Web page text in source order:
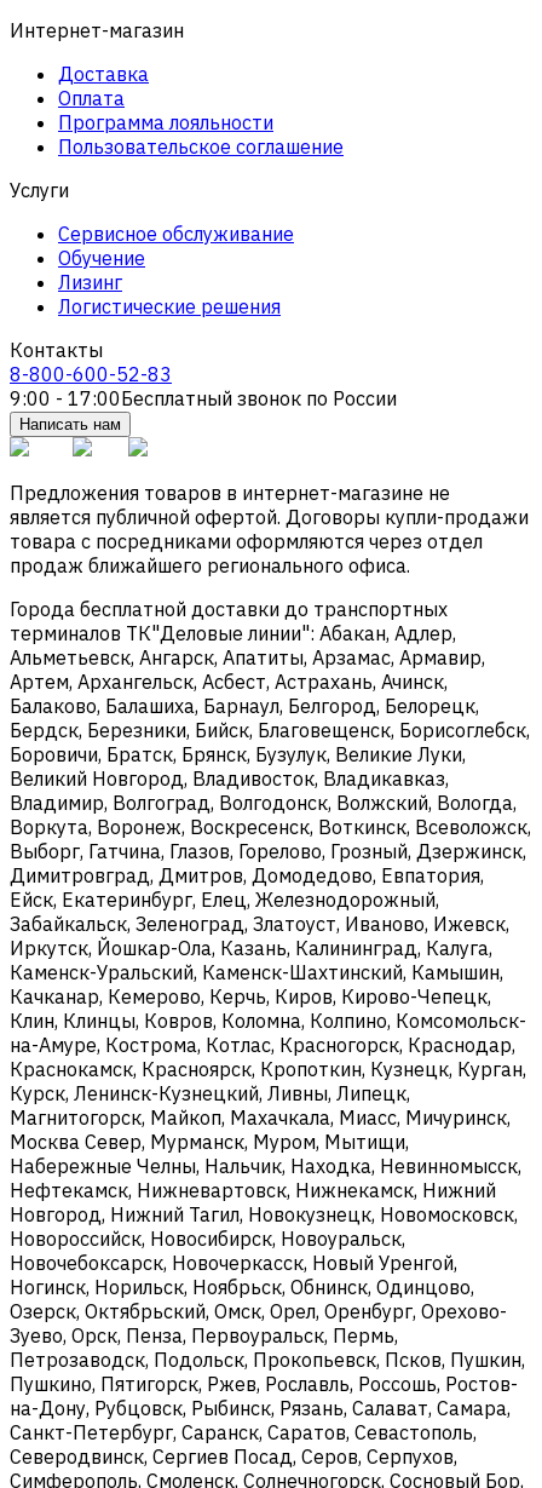
Интернет-магазин
Доставка
Оплата
Программа лояльности
Пользовательское соглашение
Услуги
Сервисное обслуживание
Обучение
Лизинг
Логистические решения
Контакты
8-800-600-52-83
9:00 - 17:00Бесплатный звонок по России
Написать нам
Предложения товаров в интернет-магазине не
является публичной офертой. Договоры купли-продажи
товара с посредниками оформляются через отдел
продаж ближайшего регионального офиса.
Города бесплатной доставки до транспортных
терминалов ТК"Деловые линии": Абакан, Адлер,
Альметьевск, Ангарск, Апатиты, Арзамас, Армавир,
Артем, Архангельск, Асбест, Астрахань, Ачинск,
Балаково, Балашиха, Барнаул, Белгород, Белорецк,
Бердск, Березники, Бийск, Благовещенск, Борисоглебск,
Боровичи, Братск, Брянск, Бузулук, Великие Луки,
Великий Новгород, Владивосток, Владикавказ,
Владимир, Волгоград, Волгодонск, Волжский, Вологда,
Воркута, Воронеж, Воскресенск, Воткинск, Всеволожск,
Выборг, Гатчина, Глазов, Горелово, Грозный, Дзержинск,
Димитровград, Дмитров, Домодедово, Евпатория,
Ейск, Екатеринбург, Елец, Железнодорожный,
Забайкальск, Зеленоград, Златоуст, Иваново, Ижевск,
Иркутск, Йошкар-Ола, Казань, Калининград, Калуга,
Каменск-Уральский, Каменск-Шахтинский, Камышин,
Качканар, Кемерово, Керчь, Киров, Кирово-Чепецк,
Клин, Клинцы, Ковров, Коломна, Колпино, Комсомольск-
на-Амуре, Кострома, Котлас, Красногорск, Краснодар,
Краснокамск, Красноярск, Кропоткин, Кузнецк, Курган,
Курск, Ленинск-Кузнецкий, Ливны, Липецк,
Магнитогорск, Майкоп, Махачкала, Миасс, Мичуринск,
Москва Север, Мурманск, Муром, Мытищи,
Набережные Челны, Нальчик, Находка, Невинномысск,
Нефтекамск, Нижневартовск, Нижнекамск, Нижний
Новгород, Нижний Тагил, Новокузнецк, Новомосковск,
Новороссийск, Новосибирск, Новоуральск,
Новочебоксарск, Новочеркасск, Новый Уренгой,
Ногинск, Норильск, Ноябрьск, Обнинск, Одинцово,
Озерск, Октябрьский, Омск, Орел, Оренбург, Орехово-
Зуево, Орск, Пенза, Первоуральск, Пермь,
Петрозаводск, Подольск, Прокопьевск, Псков, Пушкин,
Пушкино, Пятигорск, Ржев, Рославль, Россошь, Ростов-
на-Дону, Рубцовск, Рыбинск, Рязань, Салават, Самара,
Санкт-Петербург, Саранск, Саратов, Севастополь,
Северодвинск, Сергиев Посад, Серов, Серпухов,
Симферополь, Смоленск, Солнечногорск, Сосновый Бор,